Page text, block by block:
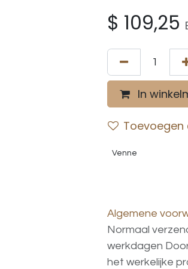
$ 109,25
In
Toevoegen
Venne
Algemene
Normaal
werkdagen
het werkelijke